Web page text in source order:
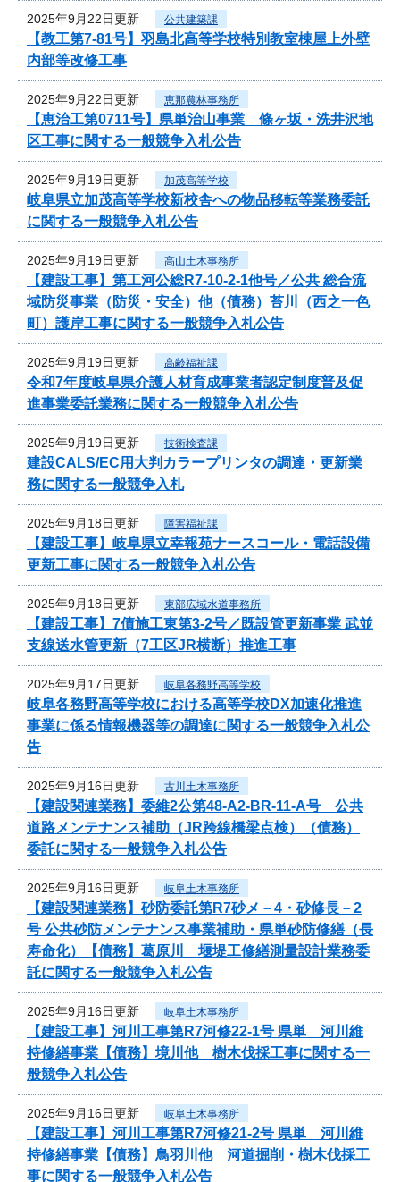
2025年9月22日更新 公共建築課
【教工第7-81号】羽島北高等学校特別教室棟屋上外壁
内部等改修工事
2025年9月22日更新 恵那農林事務所
【恵治工第0711号】県単治山事業 條ヶ坂・洗井沢地
区工事に関する一般競争入札公告
2025年9月19日更新 加茂高等学校
岐阜県立加茂高等学校新校舎への物品移転等業務委託
に関する一般競争入札公告
2025年9月19日更新 高山土木事務所
【建設工事】第工河公総R7-10-2-1他号／公共 総合流
域防災事業（防災・安全）他（債務）苔川（西之一色
町）護岸工事に関する一般競争入札公告
2025年9月19日更新 高齢福祉課
令和7年度岐阜県介護人材育成事業者認定制度普及促
進事業委託業務に関する一般競争入札公告
2025年9月19日更新 技術検査課
建設CALS/EC用大判カラープリンタの調達・更新業
務に関する一般競争入札
2025年9月18日更新 障害福祉課
【建設工事】岐阜県立幸報苑ナースコール・電話設備
更新工事に関する一般競争入札公告
2025年9月18日更新 東部広域水道事務所
【建設工事】7債施工東第3-2号／既設管更新事業 武並
支線送水管更新（7工区JR横断）推進工事
2025年9月17日更新 岐阜各務野高等学校
岐阜各務野高等学校における高等学校DX加速化推進
事業に係る情報機器等の調達に関する一般競争入札公
告
2025年9月16日更新 古川土木事務所
【建設関連業務】委維2公第48-A2-BR-11-A号 公共
道路メンテナンス補助（JR跨線橋梁点検）（債務）
委託に関する一般競争入札公告
2025年9月16日更新 岐阜土木事務所
【建設関連業務】砂防委託第R7砂メ－4・砂修長－2
号 公共砂防メンテナンス事業補助・県単砂防修繕（長
寿命化）【債務】葛原川 堰堤工修繕測量設計業務委
託に関する一般競争入札公告
2025年9月16日更新 岐阜土木事務所
【建設工事】河川工事第R7河修22-1号 県単 河川維
持修繕事業【債務】境川他 樹木伐採工事に関する一
般競争入札公告
2025年9月16日更新 岐阜土木事務所
【建設工事】河川工事第R7河修21-2号 県単 河川維
持修繕事業【債務】鳥羽川他 河道掘削・樹木伐採工
事に関する一般競争入札公告